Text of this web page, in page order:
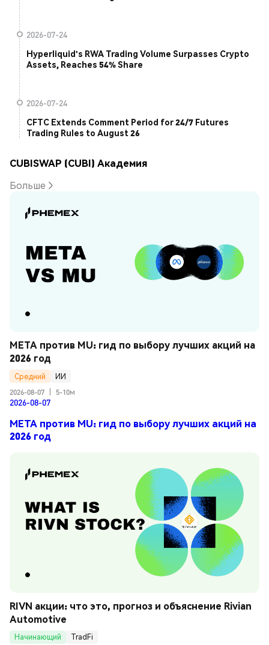
2026-07-24
Hyperliquid's RWA Trading Volume Surpasses Crypto
Assets, Reaches 54% Share
2026-07-24
CFTC Extends Comment Period for 24/7 Futures
Trading Rules to August 26
CUBISWAP (CUBI) Академия
Больше
META против MU: гид по выбору лучших акций на
2026 год
Средний
ИИ
2026-08-07
5-10м
2026-08-07
META против MU: гид по выбору лучших акций на
2026 год
RIVN акции: что это, прогноз и объяснение Rivian
Automotive
Начинающий
TradFi